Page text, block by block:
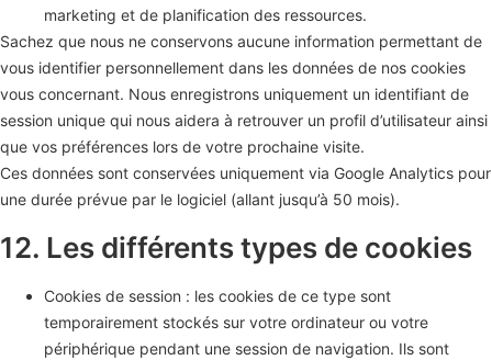
marketing et de planification des ressources.
Sachez que nous ne conservons aucune information permettant de
vous identifier personnellement dans les données de nos cookies
vous concernant. Nous enregistrons uniquement un identifiant de
session unique qui nous aidera à retrouver un profil d’utilisateur ainsi
que vos préférences lors de votre prochaine visite.
Ces données sont conservées uniquement via Google Analytics pour
une durée prévue par le logiciel (allant jusqu’à 50 mois).
12. Les différents types de cookies
Cookies de session : les cookies de ce type sont
temporairement stockés sur votre ordinateur ou votre
périphérique pendant une session de navigation. Ils sont